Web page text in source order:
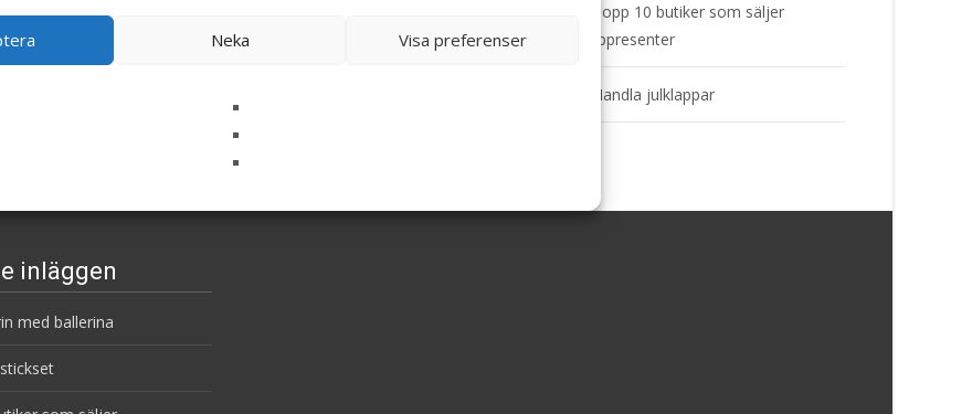
Neka Visa preferenser
Topp 10 butiker som säljer
doppresenter
Handla julklappar
inläggen
med ballerina